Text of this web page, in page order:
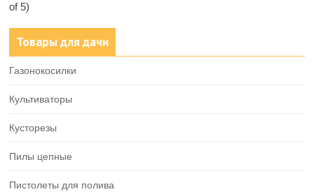
of 5)
Товары для дачи
Газонокосилки
Культиваторы
Кусторезы
Пилы цепные
Пистолеты для полива